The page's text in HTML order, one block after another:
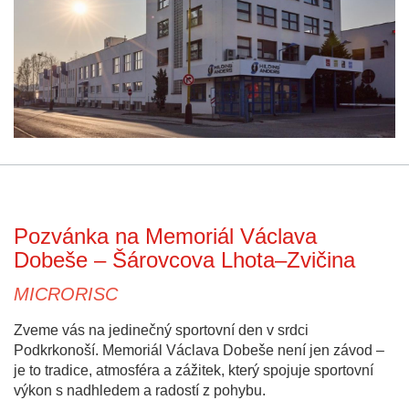
Pozvánka na Memoriál Václava
Dobeše – Šárovcova Lhota–Zvičina
MICRORISC
Zveme vás na jedinečný sportovní den v srdci
Podkrkonoší. Memoriál Václava Dobeše není jen závod –
je to tradice, atmosféra a zážitek, který spojuje sportovní
výkon s nadhledem a radostí z pohybu.